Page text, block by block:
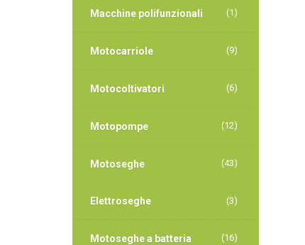
Macchine polifunzionali (1)
Motocarriole (9)
Motocoltivatori (6)
Motopompe (12)
Motoseghe (43)
Elettroseghe (3)
Motoseghe a batteria (16)